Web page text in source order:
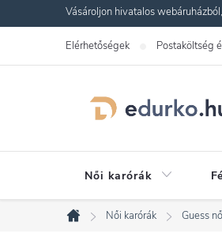
a
Vásároljon hivatalos
Elérhetőségek Postaköltség
Női karórák
Kezdőlap
Női karórák Guess